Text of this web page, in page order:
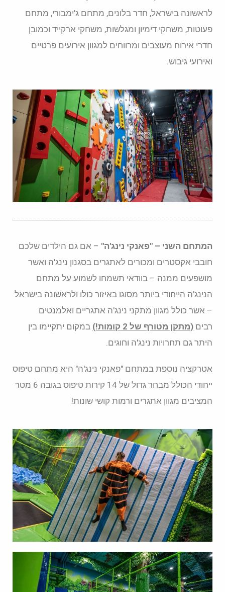
לראשונה בישראל, חדר בלונים, מתחם ג'ימבורי, מתחם
פעוטות, משחקי דימיון ומגלשות, משחקי ארקייד וכמובן
חדרי אירוח מעוצבים ומרווחים למגוון אירועים פרטיים
ואירועי גיבוש.
המתחם השני – "פאנקי נינג'ה" – אם גם הילדים שלכם
חובבי אקסטרים ומכורים לאתגרים בסגנון נינג'ה ואשר
מושפעים ממנה – בוודאי תשמחו לשמוע על מתחם
הנינג'ה הייחודי ביותר מסוגו באיזור כולו ולראשונה בישראל
– אשר כולל מגוון מתקני נינג'ה אתגריים ואלמנטים
רבים (מתקן מטורף של 2 קומות!)
במקום יתקיימו בין
היתר גם תחרויות נינג'ה וחוגים.
אטרקציה נוספת במתחם "פאנקי נינג'ה" היא מתחם טיפוס
ייחודי הכולל מבחר גדול של 14 קירות טיפוס בגובה 6 מטר
המציבים מגוון אתגרים ורמות קושי שונות!